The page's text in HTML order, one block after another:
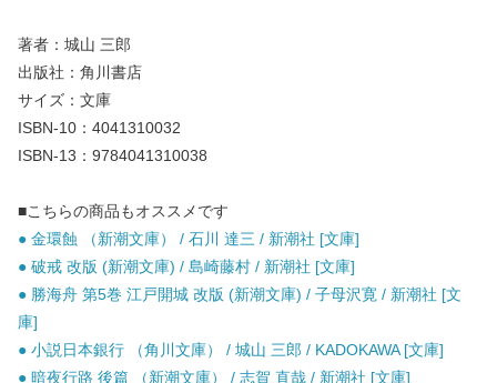
著者：城山 三郎
出版社：角川書店
サイズ：文庫
ISBN-10：4041310032
ISBN-13：9784041310038
■こちらの商品もオススメです
● 金環蝕 （新潮文庫） / 石川 達三 / 新潮社 [文庫]
● 破戒 改版 (新潮文庫) / 島崎藤村 / 新潮社 [文庫]
● 勝海舟 第5巻 江戸開城 改版 (新潮文庫) / 子母沢寛 / 新潮社 [文
庫]
● 小説日本銀行 （角川文庫） / 城山 三郎 / KADOKAWA [文庫]
● 暗夜行路 後篇 （新潮文庫） / 志賀 直哉 / 新潮社 [文庫]